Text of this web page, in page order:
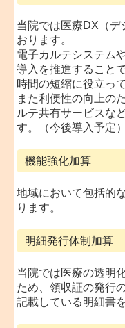
当院では医療DX（デ
おります。
電子カルテシステム
導入を推進すること
時間の短縮に役立っ
また利便性の向上の
ルテ共有サービスな
す。（今後導入予定）
機能強化加算
地域において包括的
ります。
明細発行体制加算
当院では医療の透明
ため、領収証の発行
記載している明細書